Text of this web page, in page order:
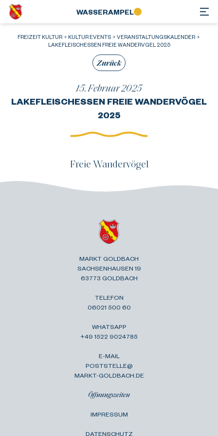
WASSER­AMPEL
Zurück
FREIZEIT KULTUR KULTUR EVENTS
VERANSTALTUNGSKALENDER
LAKEFLEISCHESSEN FREIE WANDERVGEL 2025
15. Februar 2025
LAKEFLEISCHESSEN FREIE WANDERVÖGEL
2025
Freie Wandervögel
MARKT GOLDBACH
SACHSENHAUSEN 19
63773 GOLDBACH
TELEFON
06021 500 60
WHATSAPP
+49 1522 9024785
E-MAIL
POSTSTELLE@
MARKT-GOLDBACH.DE
Öffnungszeiten
IMPRESSUM
DATENSCHUTZ